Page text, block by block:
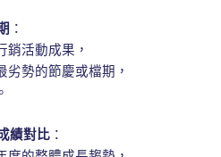
：
銷活動成果，
勢的節慶或檔期，
績對比 ：